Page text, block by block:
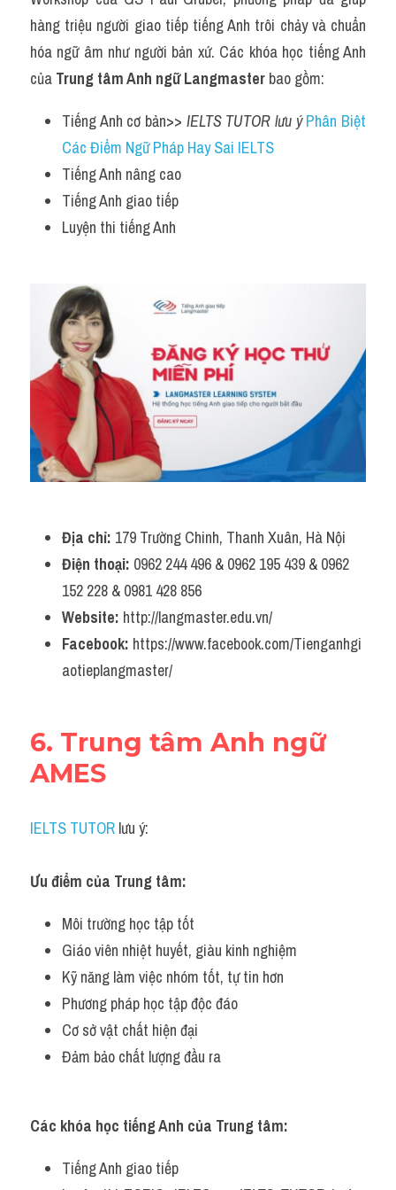
hàng triệu người giao tiếp tiếng Anh trôi chảy và chuẩn
hóa ngữ âm như người bản xứ. Các khóa học tiếng Anh
của Trung tâm Anh ngữ Langmaster bao gồm:
Tiếng Anh cơ bản>> IELTS TUTOR lưu ý Phân Biệt
Các Điểm Ngữ Pháp Hay Sai IELTS
Tiếng Anh nâng cao
Tiếng Anh giao tiếp
Luyện thi tiếng Anh
Địa chỉ: 179 Trường Chinh, Thanh Xuân, Hà Nội
Điện thoại: 0962 244 496 & 0962 195 439 & 0962
152 228 & 0981 428 856
Website: http://langmaster.edu.vn/
Facebook: https://www.facebook.com/Tienganhgi
aotieplangmaster/
6. Trung tâm Anh ngữ
AMES
IELTS TUTOR lưu ý:
Ưu điểm của Trung tâm:
Môi trường học tập tốt
Giáo viên nhiệt huyết, giàu kinh nghiệm
Kỹ năng làm việc nhóm tốt, tự tin hơn
Phương pháp học tập độc đáo
Cơ sở vật chất hiện đại
Đảm bảo chất lượng đầu ra
Các khóa học tiếng Anh của Trung tâm:
Tiếng Anh giao tiếp